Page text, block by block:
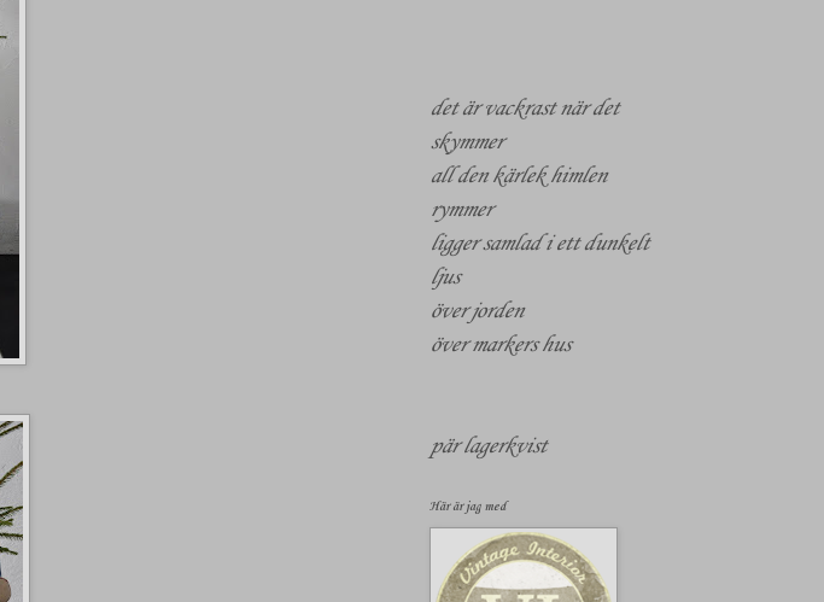
det är vackrast när det
skymmer
all den kärlek himlen
rymmer
ligger samlad i ett dunkelt
ljus
över jorden
över markers hus
pär lagerkvist
Här är jag med